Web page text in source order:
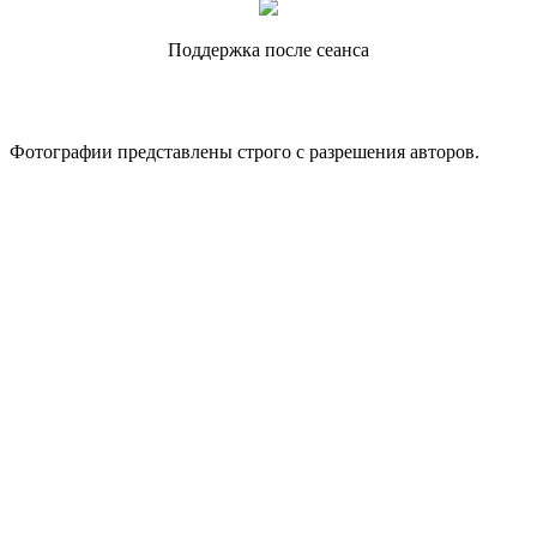
Поддержка после сеанса
Фотографии представлены строго с разрешения авторов.